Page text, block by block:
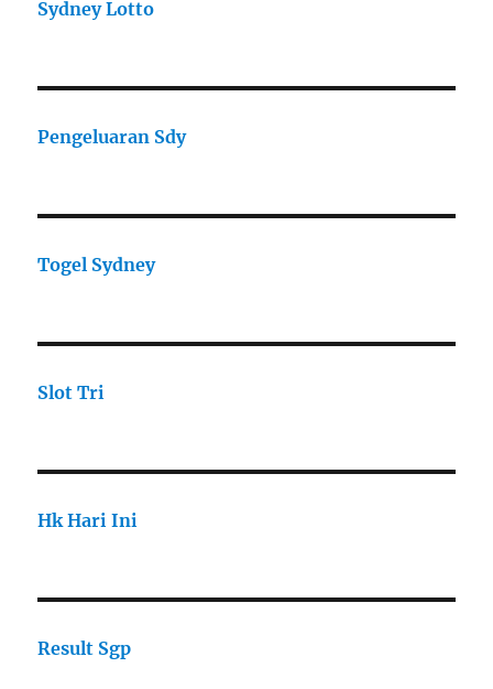
Sydney Lotto
Pengeluaran Sdy
Togel Sydney
Slot Tri
Hk Hari Ini
Result Sgp